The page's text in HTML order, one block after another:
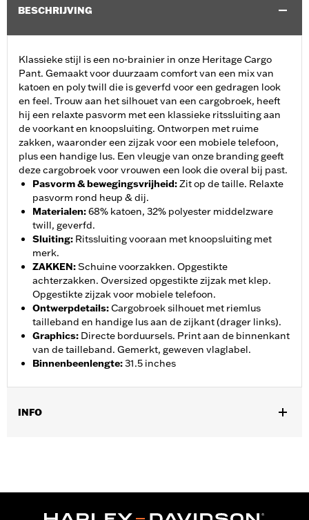
BESCHRIJVING
Klassieke stijl is een no-brainier in onze Heritage Cargo
Pant. Gemaakt voor duurzaam comfort van een mix van
katoen en poly twill die is geverfd voor een gedragen look
en feel. Trouw aan het silhouet van een cargobroek, heeft
hij een relaxte pasvorm met een klassieke ritssluiting aan
de voorkant en knoopsluiting. Ontworpen met ruime
zakken, waaronder een zijzak voor een mobiele telefoon,
plus een handige lus. Een vleugje van onze branding geeft
deze cargobroek voor vrouwen een look die overal bij past.
Pasvorm & bewegingsvrijheid:Zit op de taille. Relaxte
pasvorm rond heup & dij.
Materialen:68% katoen, 32% polyester middelzware
twill, geverfd.
Sluiting: Ritssluiting vooraan met knoopsluiting met
merk.
ZAKKEN:Schuine voorzakken. Opgestikte
achterzakken. Oversized opgestikte zijzak met klep.
Opgestikte zijzak voor mobiele telefoon.
Ontwerpdetails:Cargobroek silhouet met riemlus
tailleband en handige lus aan de zijkant (drager links).
Graphics: Directe borduursels. Print aan de binnenkant
van de tailleband. Gemerkt, geweven vlaglabel.
Binnenbeenlengte:31.5 inches
INFO
d.com/warrantyvoor alle details
Herkomst: Geïmporteerd